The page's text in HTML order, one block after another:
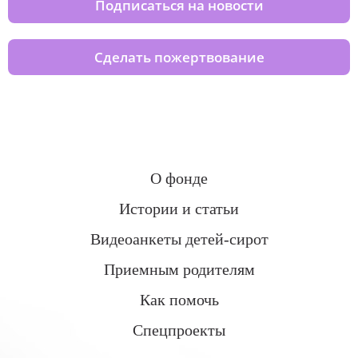
Подписаться на новости
Сделать пожертвование
О фонде
Истории и статьи
Видеоанкеты детей-сирот
Приемным родителям
Как помочь
Спецпроекты